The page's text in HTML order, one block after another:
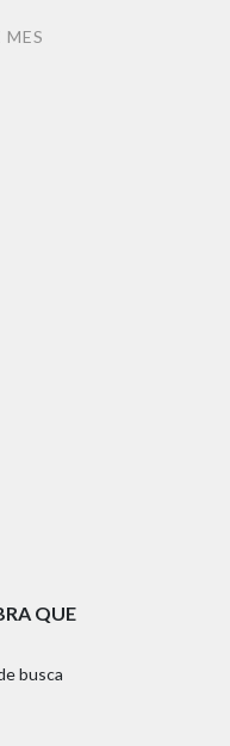
MES
QUE
busca